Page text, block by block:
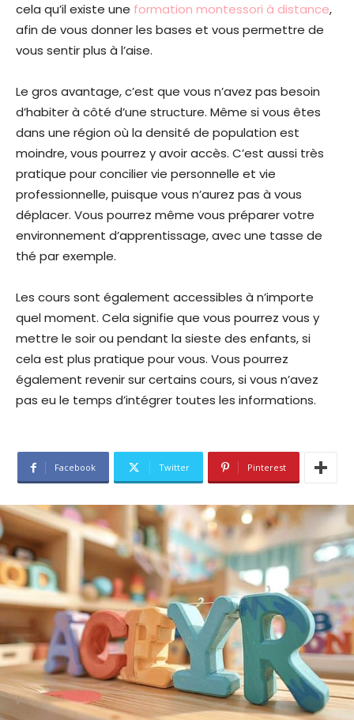
cela qu’il existe une formation montessori à distance,
afin de vous donner les bases et vous permettre de
vous sentir plus à l’aise.
Le gros avantage, c’est que vous n’avez pas besoin
d’habiter à côté d’une structure. Même si vous êtes
dans une région où la densité de population est
moindre, vous pourrez y avoir accès. C’est aussi très
pratique pour concilier vie personnelle et vie
professionnelle, puisque vous n’aurez pas à vous
déplacer. Vous pourrez même vous préparer votre
environnement d’apprentissage, avec une tasse de
thé par exemple.
Les cours sont également accessibles à n’importe
quel moment. Cela signifie que vous pourrez vous y
mettre le soir ou pendant la sieste des enfants, si
cela est plus pratique pour vous. Vous pourrez
également revenir sur certains cours, si vous n’avez
pas eu le temps d’intégrer toutes les informations.
Facebook Twitter Pinterest